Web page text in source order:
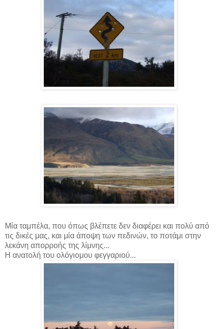
Μία ταμπέλα, που όπως βλέπετε δεν διαφέρει και πολύ από
τις δικές μας, και μία άποψη των πεδινών, το ποτάμι στην
λεκάνη απορροής της λίμνης...
Η ανατολή του ολόγιομου φεγγαριού...